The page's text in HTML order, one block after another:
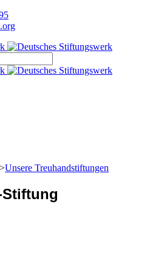
Unsere Treuhandstiftungen
Stiftung